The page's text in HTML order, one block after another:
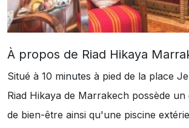
À propos de Riad Hikaya
Situé à 10 minutes à pied de la place
Riad Hikaya de Marrakech possède
de bien-être ainsi qu'une piscine